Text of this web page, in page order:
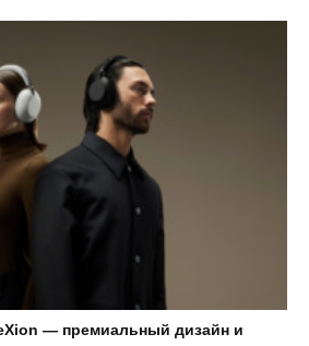
— премиальный дизайн и